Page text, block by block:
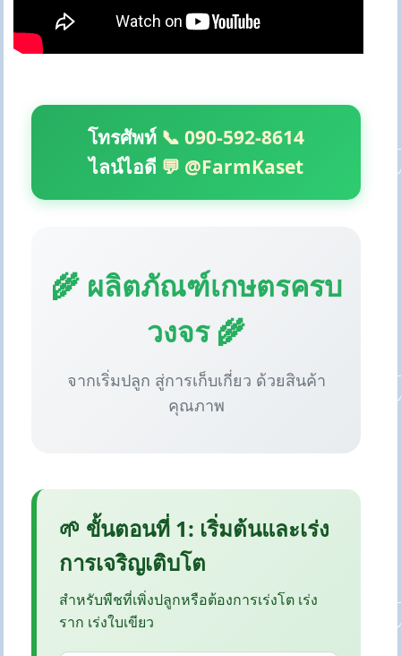
โทรศัพท์ 📞 090-592-8614
ไลน์ไอดี 💬 @FarmKaset
🌾 ผลิตภัณฑ์เกษตรครบ
วงจร 🌾
จากเริ่มปลูก สู่การเก็บเกี่ยว ด้วยสินค้า
คุณภาพ
🌱 ขั้นตอนที่ 1: เริ่มต้นและเร่ง
การเจริญเติบโต
สำหรับพืชที่เพิ่งปลูกหรือต้องการเร่งโต เร่ง
ราก เร่งใบเขียว